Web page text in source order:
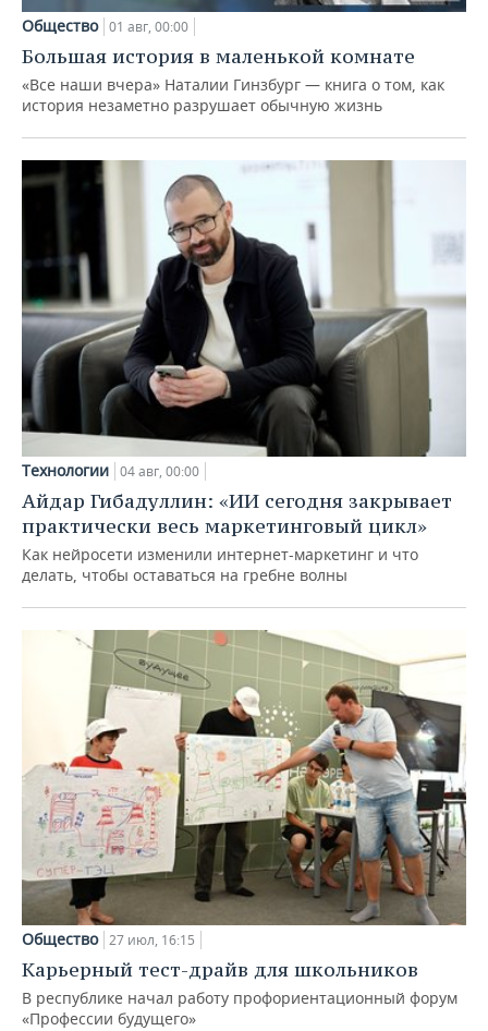
Общество 01 авг, 00:00
Большая история в маленькой комнате
«Все наши вчера» Наталии Гинзбург — книга о том, как
история незаметно разрушает обычную жизнь
Технологии 04 авг, 00:00
Айдар Гибадуллин: «ИИ сегодня закрывает
практически весь маркетинговый цикл»
Как нейросети изменили интернет-маркетинг и что
делать, чтобы оставаться на гребне волны
Общество 27 июл, 16:15
Карьерный тест-драйв для школьников
В республике начал работу профориентационный форум
«Профессии будущего»